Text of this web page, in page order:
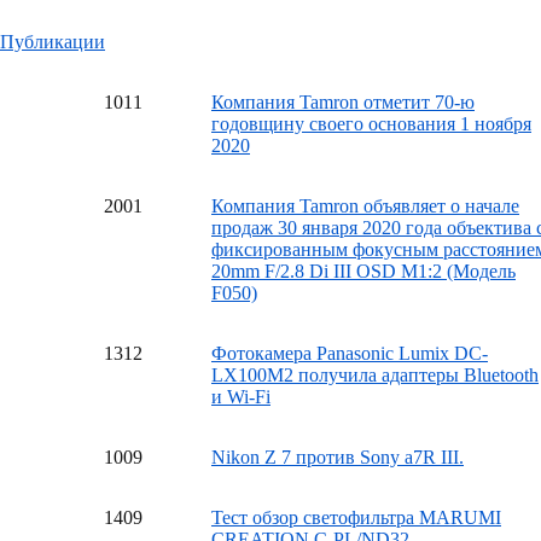
Публикации
1011
Компания Tamron отметит 70-ю
годовщину своего основания 1 ноября
2020
2001
Компания Tamron объявляет о начале
продаж 30 января 2020 года объектива
фиксированным фокусным
20mm F/2.8 Di III OSD M1:2 (Модель
F050)
1312
Фотокамера Panasonic Lumix DC-
LX100M2 получила адаптеры Bluetooth
и Wi-Fi
1009 Nikon Z 7 против Sony a7R III.
1409
Тест обзор светофильтра MARUMI